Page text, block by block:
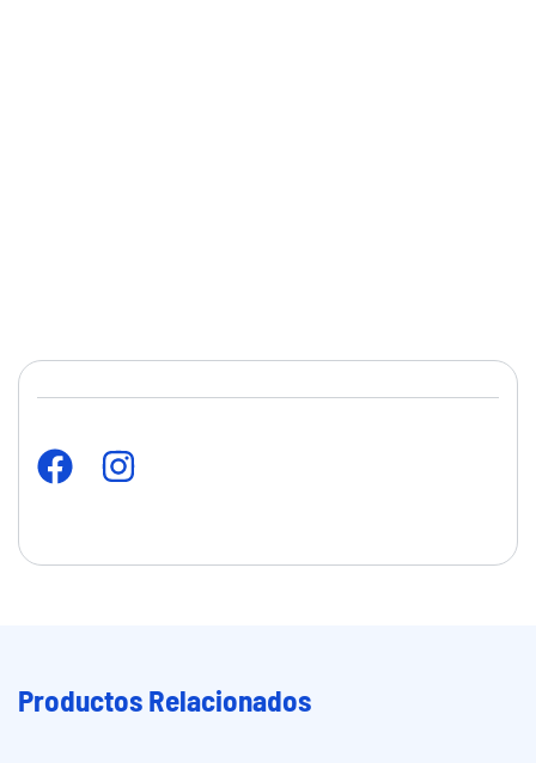
Productos Relacionados